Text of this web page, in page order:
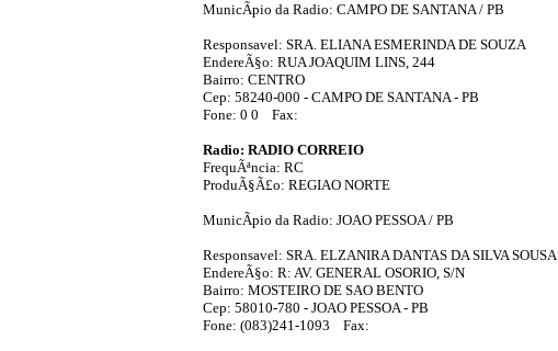
MunicÃ­pio da Radio: CAMPO DE SANTANA / PB
Responsavel: SRA. ELIANA ESMERINDA DE SOUZA
EndereÃ§o: RUA JOAQUIM LINS, 244
Bairro: CENTRO
Cep: 58240-000 - CAMPO DE SANTANA - PB
Fone: 0 0 Fax:
Radio: RADIO CORREIO
FrequÃªncia: RC
ProduÃ§Ã£o: REGIAO NORTE
MunicÃ­pio da Radio: JOAO PESSOA / PB
Responsavel: SRA. ELZANIRA DANTAS DA SILVA SOUSA
EndereÃ§o: R: AV. GENERAL OSORIO, S/N
Bairro: MOSTEIRO DE SAO BENTO
Cep: 58010-780 - JOAO PESSOA - PB
Fone: (083)241-1093 Fax: